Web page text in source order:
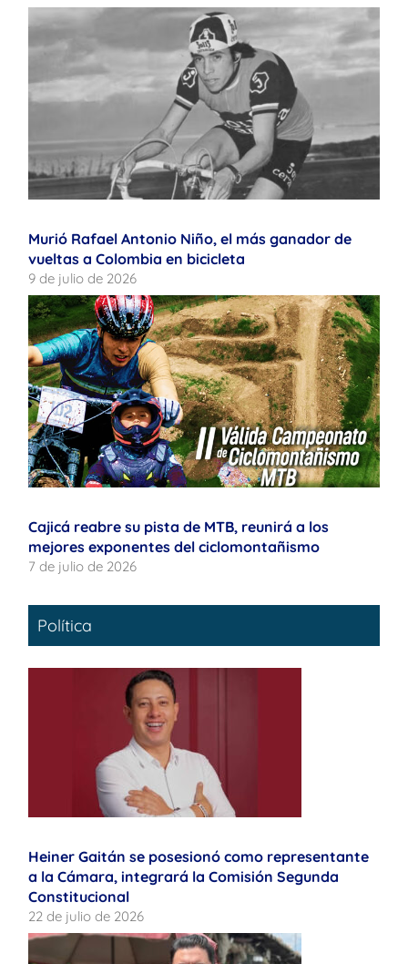
Murió Rafael Antonio Niño, el más ganador de
vueltas a Colombia en bicicleta
9 de julio de 2026
Cajicá reabre su pista de MTB, reunirá a los
mejores exponentes del ciclomontañismo
7 de julio de 2026
Política
Heiner Gaitán se posesionó como representante
a la Cámara, integrará la Comisión Segunda
Constitucional
22 de julio de 2026